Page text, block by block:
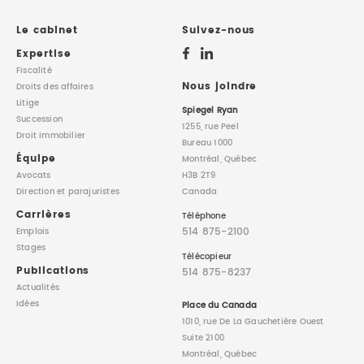
PROPRIÉTÉ INTELLECTUELLE
DROIT DE LA FAMILLE
Le cabinet
Expertise
Fiscalité
Droits des affaires
Litige
Succession
Droit immobilier
Équipe
Avocats
Directionet parajuristes
Carrières
Emplois
Stages
Publications
Actualités
Idées
Suivez-nous
Nous joindre
Spiegel Ryan
1255, rue Peel
Bureau 1000
Montréal, Québec
H3B 2T9
Canada
Téléphone
514 875-2100
Télécopieur
514 875-8237
Place du Canada
1010, rue De La Gauchetière Ouest
Suite 2100
Montréal, Québec